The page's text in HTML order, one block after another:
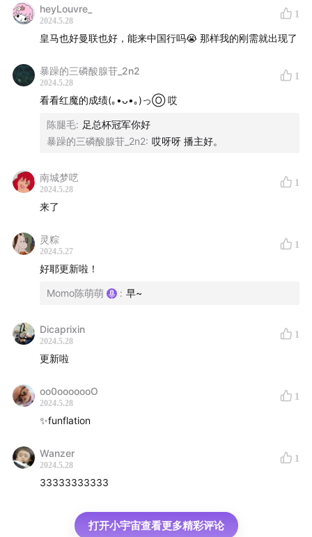
档节目都不断突破，不仅荣登苹果中国的年度热门节目榜
单，还在 CPA 和喜马拉雅等平台都榜上有名。2024 年全
新付费节目「不止金钱 」现已上线，欢迎收听。同时，新
一季「跳进兔子洞」即将上线，敬请期待！
点击链接查看我们 2023 年收获和 2024 年内容计
划。如果你认同或喜欢我们做的事情，也期待我们不断尝
试并产生好内容，欢迎付费支持。
商务合作
关于声动活泼
断的思考养料。
我们还有这些播客：
Next｜科技早知道
乐了不起、不止金钱
即可找到我们
heyLouvre_
2024.5.28
1
皇马也好曼联也好，能来中国行吗😭 那样我的刚需就出现了
暴躁的三磷酸腺苷_2n2
2024.5.28
1
看看红魔的成绩(｡•ᴗ•｡)っⓄ 哎
陈腿毛: 足总杯冠军你好
暴躁的三磷酸腺苷_2n2: 哎呀呀 播主好。
南城梦呓
2024.5.28
1
来了
灵粽
2024.5.27
1
好耶更新啦！
Momo陈萌萌 : 早~
Dicaprixin
2024.5.28
1
更新啦
oo0ooooooO
2024.5.28
1
✨funflation
Wanzer
2024.5.28
1
33333333333
打开小宇宙查看更多精彩评论